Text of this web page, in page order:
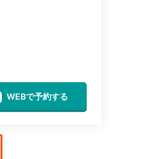
WEBで予約する